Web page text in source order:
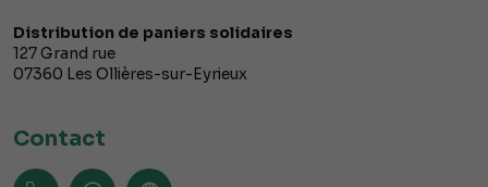
Distribution de paniers solidaires
127 Grand rue
07360 Les Ollières-sur-Eyrieux
Contact